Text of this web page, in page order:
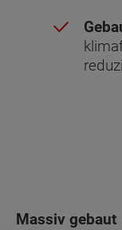
Massiv gebaut